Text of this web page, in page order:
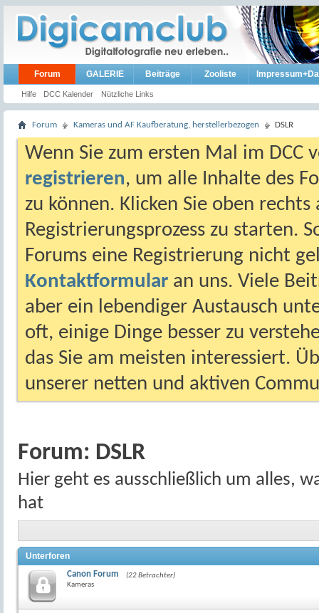
Forum
Hilfe DCC Kalender Nützliche Links
GALERIE Beiträge Zooliste
Forum Kameras und AF Kaufberatung, herstellerbezogen DSLR
Wenn Sie zum ersten Mal im DCC
registrieren, um alle Inhalte des
zu können. Klicken Sie oben
Registrierungsprozess zu starten.
Forums eine Registrierung nicht
Kontaktformular an uns. Viele
aber ein lebendiger Austausch
oft, einige Dinge besser zu
das Sie am meisten interessiert.
unserer netten und aktiven
Forum: DSLR
Hier geht es ausschließlich um alles,
hat
Unterforen
Canon Forum
(22 Betrachter)
Kameras